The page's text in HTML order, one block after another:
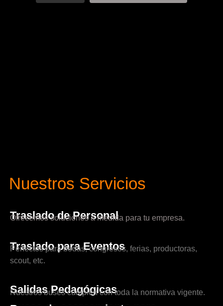
Nuestros Servicios
Traslado de Personal
Ofrecemos soluciones a medida para tu empresa.
Traslado para Eventos
Perfectos para bodas, congresos, ferias, productoras,
scout, etc.
Salidas Pedagógicas
Nuestros buses cumplen con toda la normativa vigente.